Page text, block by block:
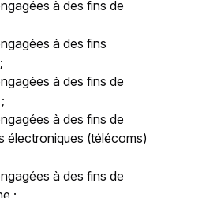
à des fins de
à des fins
à des fins de
à des fins de
électroniques (télécoms)
à des fins de
;